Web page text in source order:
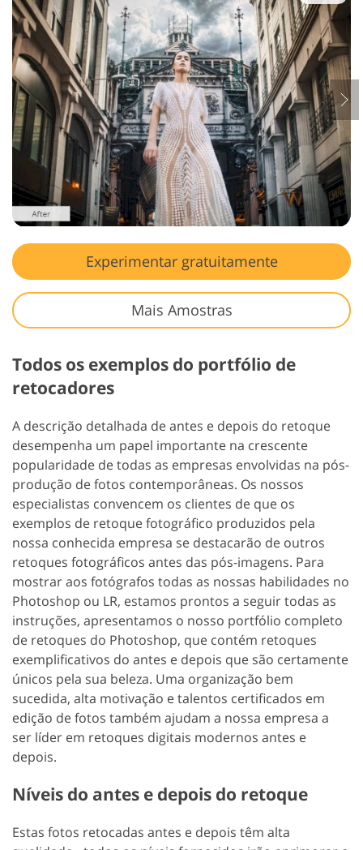
Experimentar gratuitamente
Mais Amostras
Todos os exemplos do portfólio de
retocadores
A descrição detalhada de antes e depois do retoque
desempenha um papel importante na crescente
popularidade de todas as empresas envolvidas na pós-
produção de fotos contemporâneas. Os nossos
especialistas convencem os clientes de que os
exemplos de retoque fotográfico produzidos pela
nossa conhecida empresa se destacarão de outros
retoques fotográficos antes das pós-imagens. Para
mostrar aos fotógrafos todas as nossas habilidades no
Photoshop ou LR, estamos prontos a seguir todas as
instruções, apresentamos o nosso portfólio completo
de retoques do Photoshop, que contém retoques
exemplificativos do antes e depois que são certamente
únicos pela sua beleza. Uma organização bem
sucedida, alta motivação e talentos certificados em
edição de fotos também ajudam a nossa empresa a
ser líder em retoques digitais modernos antes e
depois.
Níveis do antes e depois do retoque
Estas fotos retocadas antes e depois têm alta